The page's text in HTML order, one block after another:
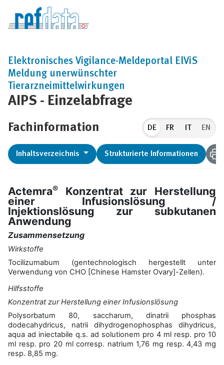
AIPS - Einzelabfrage
Elektronisches Vigilance-Meldeportal ElViS
Meldung unerwünschter
Tierarzneimittelwirkungen
Fachinformation DE EN
Inhaltsverzeichnis Strukturierte Informationen